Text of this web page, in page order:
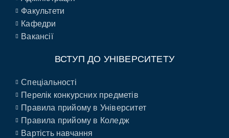
Факультети
Кафедри
Вакансії
ВСТУП ДО УНІВЕРСИТЕТУ
Спеціальності
Перелік конкурсних предметів
Правила прийому в Університет
Правила прийому в Коледж
Вартість навчання